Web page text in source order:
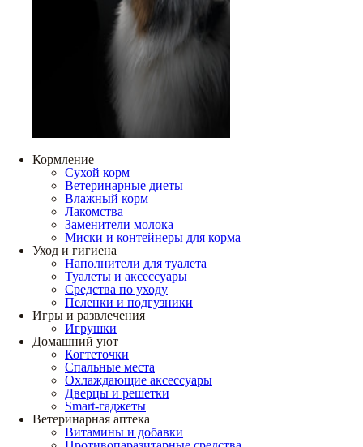
Кормление
Сухой корм
Ветеринарные диеты
Влажный корм
Лакомства
Заменители молока
Миски и контейнеры для корма
Уход и гигиена
Наполнители для туалета
Туалеты и аксессуары
Средства по уходу
Пеленки и подгузники
Игры и развлечения
Игрушки
Домашний уют
Когтеточки
Спальные места
Охлаждающие аксессуары
Дверцы и решетки
Smart-гаджеты
Ветеринарная аптека
Витамины и добавки